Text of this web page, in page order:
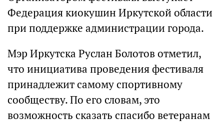
Федерация киокушин Иркутской области
при поддержке администрации города.
Мэр Иркутска Руслан Болотов отметил,
что инициатива проведения фестиваля
принадлежит самому спортивному
сообществу. По его словам, это
возможность сказать спасибо ветеранам